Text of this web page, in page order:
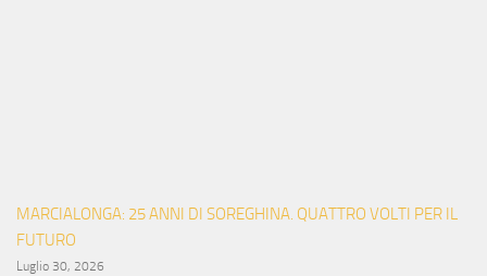
MARCIALONGA: 25 ANNI DI SOREGHINA. QUATTRO VOLTI PER IL
FUTURO
Luglio 30, 2026